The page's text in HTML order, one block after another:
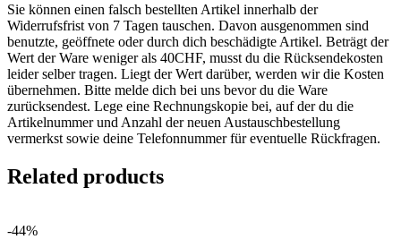
Sie können einen falsch bestellten Artikel innerhalb der
Widerrufsfrist von 7 Tagen tauschen. Davon ausgenommen sind
benutzte, geöffnete oder durch dich beschädigte Artikel. Beträgt der
Wert der Ware weniger als 40CHF, musst du die Rücksendekosten
leider selber tragen. Liegt der Wert darüber, werden wir die Kosten
übernehmen. Bitte melde dich bei uns bevor du die Ware
zurücksendest. Lege eine Rechnungskopie bei, auf der du die
Artikelnummer und Anzahl der neuen Austauschbestellung
vermerkst sowie deine Telefonnummer für eventuelle Rückfragen.
Related products
-44%